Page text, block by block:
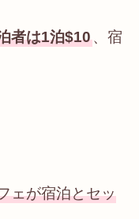
者は1泊$10、宿
ェが宿泊とセッ